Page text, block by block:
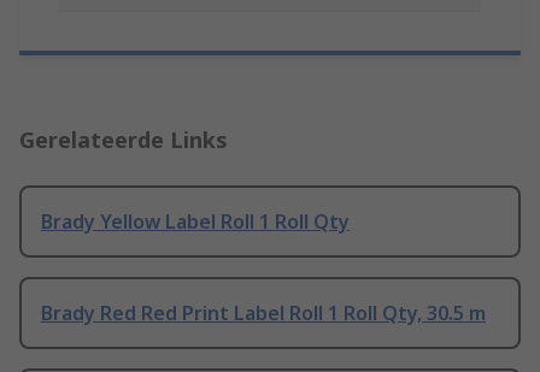
Gerelateerde Links
Brady Yellow Label Roll 1 Roll Qty
Brady Red Red Print Label Roll 1 Roll Qty, 30.5 m